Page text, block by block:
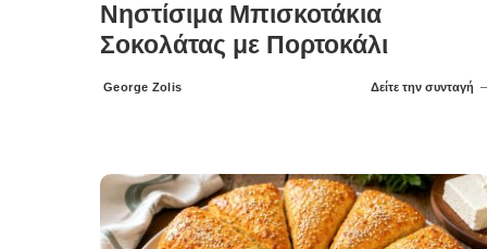
Νηστίσιμα Μπισκοτάκια
Σοκολάτας με Πορτοκάλι
Posted
George Zolis Δείτε την συνταγή